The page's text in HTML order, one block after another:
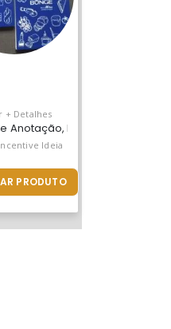
140 X 213 Mm
4 Cores, Miolo Com 96
Com Caneta, Feito Em Kraft
+ Detalhes
Anotação, Fazemos Nas
Ideia
PRODUTO